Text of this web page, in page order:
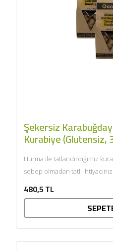
Şekersiz
Kurabiye (Glutensiz,
Hurma ile tatlandırdığımız
sebep olmadan tatlı
480,5 TL